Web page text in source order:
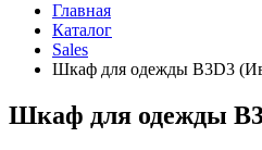
Главная
Каталог
Sales
Шкаф для одежды B3D3
Шкаф для одежды